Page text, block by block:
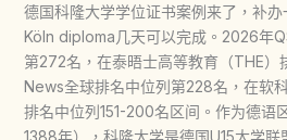
德国科隆大学学位证书案例来了，补
Köln diploma几天可以完成。2026年
第272名，在泰晤士高等教育（THE）
News全球排名中位列第228名，在软
排名中位列151-200名区间。作为德语
1388年），科隆大学是德国U15大学